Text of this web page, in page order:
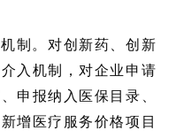
制。对创新药、创新
入机制，对企业申请
申报纳入医保目录、
增医疗服务价格项目